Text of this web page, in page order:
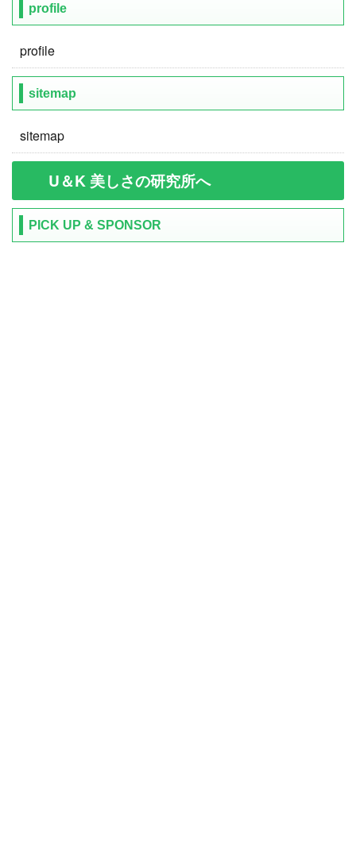
profile
profile
sitemap
sitemap
U＆K 美しさの研究所へ
PICK UP & SPONSOR